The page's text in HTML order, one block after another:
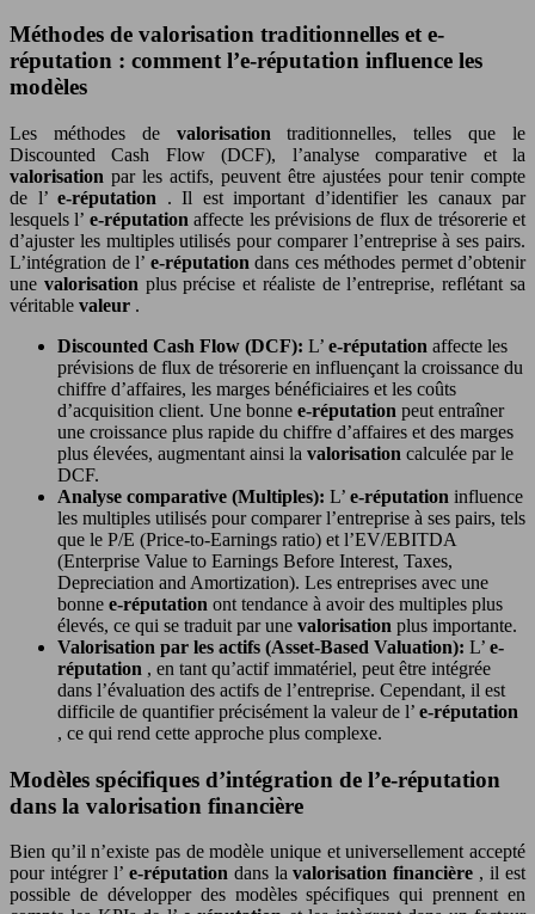
Méthodes de valorisation traditionnelles et e-
réputation : comment l’e-réputation influence les
modèles
Les méthodes de valorisationtraditionnelles, telles que le
Discounted Cash Flow (DCF), l’analyse comparative et la
valorisation par les actifs, peuvent être ajustées pour tenir compte
de l’ e-réputation . Il est important d’identifier les canaux par
lesquels l’ e-réputationaffecte les prévisions de flux de trésorerie et
d’ajuster les multiples utilisés pour comparer l’entreprise à ses pairs.
L’intégration de l’ e-réputation dans ces méthodes permet d’obtenir
une valorisation plus précise et réaliste de l’entreprise, reflétant sa
véritable valeur .
Discounted Cash Flow (DCF): L’ e-réputation affecte les
prévisions de flux de trésorerie en influençant la croissance du
chiffre d’affaires, les marges bénéficiaires et les coûts
d’acquisition client. Une bonne e-réputation peut entraîner
une croissance plus rapide du chiffre d’affaires et des marges
plus élevées, augmentant ainsi la valorisation calculée par le
DCF.
Analyse comparative (Multiples): L’ e-réputation influence
les multiples utilisés pour comparer l’entreprise à ses pairs, tels
que le P/E (Price-to-Earnings ratio) et l’EV/EBITDA
(Enterprise Value to Earnings Before Interest, Taxes,
Depreciation and Amortization). Les entreprises avec une
bonne e-réputation ont tendance à avoir des multiples plus
élevés, ce qui se traduit par une valorisation plus importante.
Valorisation par les actifs (Asset-Based Valuation): L’ e-
réputation , en tant qu’actif immatériel, peut être intégrée
dans l’évaluation des actifs de l’entreprise. Cependant, il est
difficile de quantifier précisément la valeur de l’ e-réputation
, ce qui rend cette approche plus complexe.
Modèles spécifiques d’intégration de l’e-réputation
dans la valorisation financière
Bien qu’il n’existe pas de modèle unique et universellement accepté
pour intégrer l’ e-réputation dans lavalorisation financière , il est
possible de développer des modèles spécifiques qui prennent en